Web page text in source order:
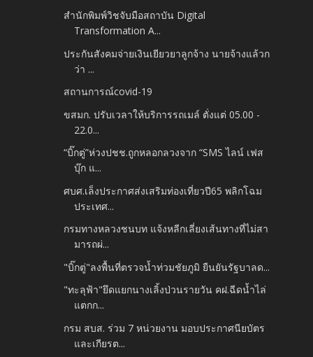
สำนักพิมพ์วิชจับมือสถาบัน Digital
Transformation A...
ประกันสังคมจ่ายเงินเยียวยาลูกจ้าง นายจ้างแล้วก
ว่า ...
สถานการณ์covid-19
ขสมก. ปรับเวลาให้บริการรถเมล์ ตั่งแต่ 05.00 -
22.0...
“บิ๊กตู่”ห่วงปชช.ถูกหลอกลวงจาก “SMS ไลน์ เฟส
บุ๊ก แ...
ศบศ.เล็งประกาศส่งเสริมท่องเที่ยวปี65 พลิกโฉม
ประเทศ...
กรมทางหลวงชนบท แจ้งหลีกเลี่ยงเส้นทางที่ไม่สา
มารถผ่...
"บิ๊กตู่"ลงพื้นที่ตรวจน้ำท่วมชัยภูมิ ยืนยันรัฐบาลด...
"ทะลุฟ้า"ยึดแยกนางเลิ้งป่วนรายวัน คฝ.ฉีดน้ำไล่
แตกก...
กรม สบส. ร่วม 7 หน่วยงาน มอบประกาศนียบัตร
และเกียรต...